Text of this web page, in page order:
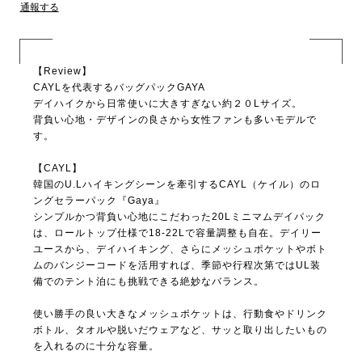
通報する
【Review】
CAYLを代表するバッグパックGAYA
デイハイクから日常使いに大きすぎない約２０Lサイズ。
背負い心地・デザインの良さから女性ファンも多いモデルで
す。
【CAYL】
韓国のU.Lハイキングシーンを牽引するCAYL（ケイル）のロ
ングセラーパック『Gaya』
シンプルかつ背負い心地にこだわった20Lミニマムデイパック
は、ロールトップ仕様で18-22Lで容量調整も自在。デイリー
ユースから、デイハイキング、さらにメッシュポケットやボト
ムのバンジーコードを活用すれば、季節や行程次第ではUL装
備でのテント泊にも挑戦できる絶妙なバランス。
使い勝手の良い大きなメッシュポケットは、行動食やドリンク
ボトル、タオルや脱いだウェアなど、サッと取り出したいもの
を入れるのに十分な容量。